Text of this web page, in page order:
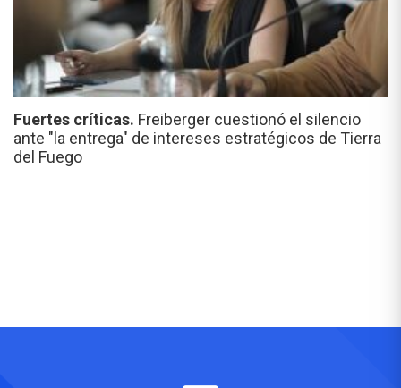
Fuertes críticas. Freiberger cuestionó el silencio
ante "la entrega" de intereses estratégicos de Tierra
del Fuego